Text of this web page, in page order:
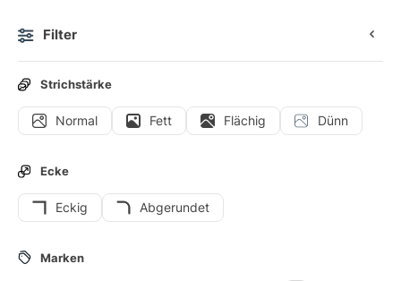
Filter
Strichstärke
Normal Fett Flächig Dünn
Ecke
Eckig Abgerundet
Marken
Icons Sticker Animierte Icons